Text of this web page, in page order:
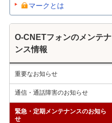
マークとは
O-CNETフォンのメンテナ
ンス情報
重要なお知らせ
通信・通話障害のお知らせ
緊急・定期メンテナンスのお知ら
せ